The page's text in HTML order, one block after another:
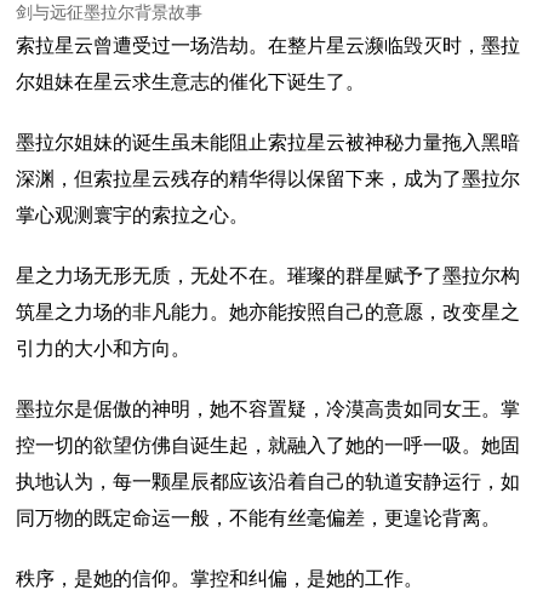
剑与远征墨拉尔背景故事
索拉星云曾遭受过一场浩劫。在整片星云濒临毁灭时，墨拉
尔姐妹在星云求生意志的催化下诞生了。
墨拉尔姐妹的诞生虽未能阻止索拉星云被神秘力量拖入黑暗
深渊，但索拉星云残存的精华得以保留下来，成为了墨拉尔
掌心观测寰宇的索拉之心。
星之力场无形无质，无处不在。璀璨的群星赋予了墨拉尔构
筑星之力场的非凡能力。她亦能按照自己的意愿，改变星之
引力的大小和方向。
墨拉尔是倨傲的神明，她不容置疑，冷漠高贵如同女王。掌
控一切的欲望仿佛自诞生起，就融入了她的一呼一吸。她固
执地认为，每一颗星辰都应该沿着自己的轨道安静运行，如
同万物的既定命运一般，不能有丝毫偏差，更遑论背离。
秩序，是她的信仰。掌控和纠偏，是她的工作。